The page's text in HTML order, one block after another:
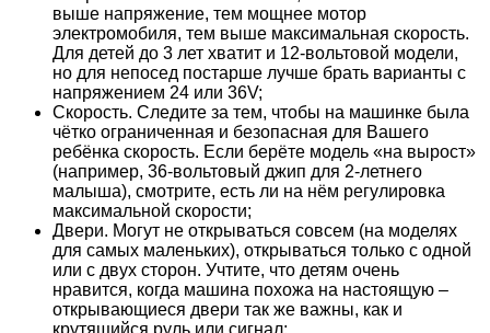
выше напряжение, тем мощнее мотор
электромобиля, тем выше максимальная скорость.
Для детей до 3 лет хватит и 12-вольтовой модели,
но для непосед постарше лучше брать варианты с
напряжением 24 или 36V;
Скорость. Следите за тем, чтобы на машинке была
чётко ограниченная и безопасная для Вашего
ребёнка скорость. Если берёте модель «на вырост»
(например, 36-вольтовый джип для 2-летнего
малыша), смотрите, есть ли на нём регулировка
максимальной скорости;
Двери. Могут не открываться совсем (на моделях
для самых маленьких), открываться только с одной
или с двух сторон. Учтите, что детям очень
нравится, когда машина похожа на настоящую –
открывающиеся двери так же важны, как и
крутящийся руль или сигнал;